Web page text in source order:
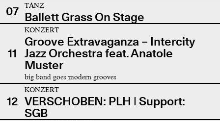
07
TANZ
Ballett Grass On Stage
11
KONZERT
Groove Extravaganza – Intercity
Jazz Orchestra feat. Anatole
Muster
big band goes modern grooves
12
KONZERT
VERSCHOBEN: PLH | Support:
SGB